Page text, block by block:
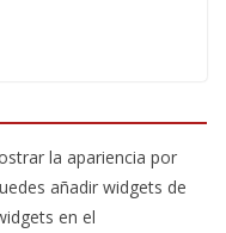
la apariencia por
añadir widgets de
en el